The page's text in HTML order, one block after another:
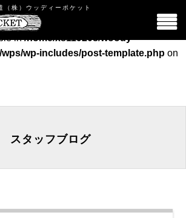
must be an array or an object that
in/home/xs119208/woody-
wp-includes/post-template.php on
（株）ウッディーポケット
スタッフブログ